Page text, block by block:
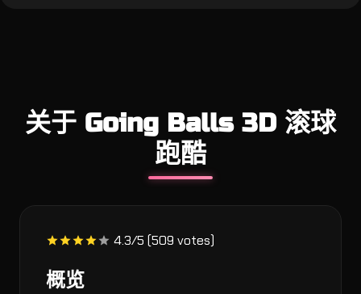
关于 Going Balls 3D 滚球
跑酷
4.3/5 (509 votes)
概览